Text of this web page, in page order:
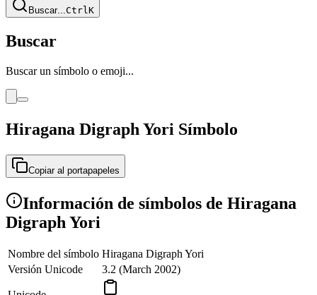
Buscar...CtrlK
Buscar
Buscar un símbolo o emoji...
Hiragana Digraph Yori Símbolo
Copiar al portapapeles
Información de símbolos de Hiragana
Digraph Yori
Nombre del símbolo Hiragana Digraph Yori
Versión Unicode
3.2 (March 2002)